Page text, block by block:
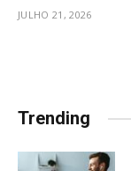
JULHO 21, 2026
Trending